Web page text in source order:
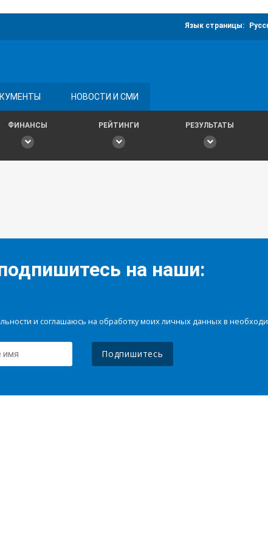
Язык страницы:
НОВОСТИ И СМИ
ФИНАНСЫ РЕЙТИНГИ РЕЗУЛЬТАТЫ
на наши:
и соглашаюсь на обработку моих личных данных в
Подпишитесь